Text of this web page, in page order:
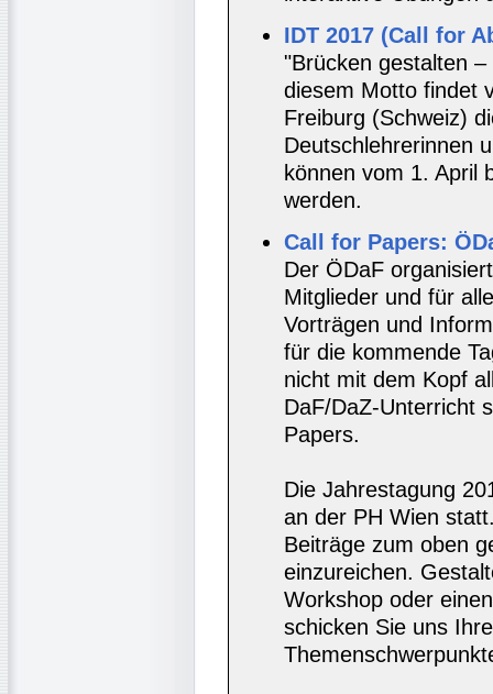
IDT 2017 (Call for
"Brücken gestalten
diesem Motto findet
Freiburg (Schweiz)
Deutschlehrerinnen
können vom 1. April
werden.
Call for Papers:
Der ÖDaF
Mitglieder und für
Vorträgen und
für die kommende
nicht mit dem Kopf
DaF/DaZ-Unterricht
Papers.
Die Jahrestagung
an der PH Wien
Beiträge zum oben
einzureichen.
Workshop oder
schicken Sie uns